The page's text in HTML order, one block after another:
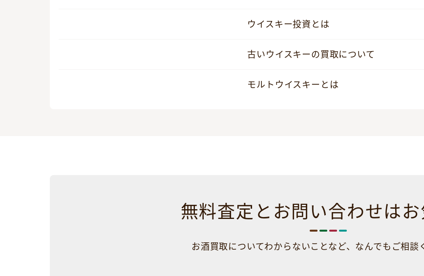
ウイスキー投資とは
古いウイスキーの買取について
モルトウイスキーとは
無料査定とお問い合わせは
お酒買取についてわからないことなど、 なんでもご相談